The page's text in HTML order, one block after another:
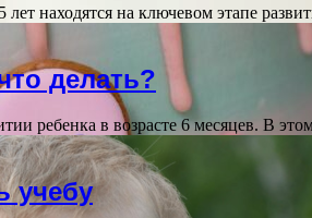
находятся на ключевом этапе
делать?
ребенка в возрасте 6 месяцев. В
учебу